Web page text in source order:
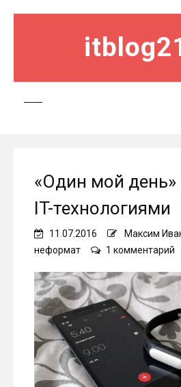
«Один мой день»
IT-технологиями
11.07.2016
Максим
неформат
1 комментарий
с